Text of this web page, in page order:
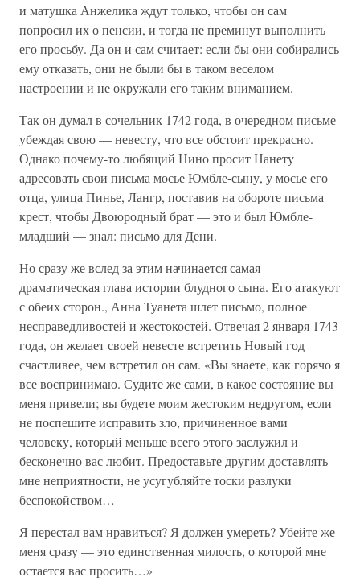
и матушка Анжелика ждут только, чтобы он сам
попросил их о пенсии, и тогда не преминут выполнить
его просьбу. Да он и сам считает: если бы они собирались
ему отказать, они не были бы в таком веселом
настроении и не окружали его таким вниманием.
Так он думал в сочельник 1742 года, в очередном письме
убеждая свою — невесту, что все обстоит прекрасно.
Однако почему-то любящий Нино просит Нанету
адресовать свои письма мосье Юмбле-сыну, у мосье его
отца, улица Пинье, Лангр, поставив на обороте письма
крест, чтобы Двоюродный брат — это и был Юмбле-
младший — знал: письмо для Дени.
Но сразу же вслед за этим начинается самая
драматическая глава истории блудного сына. Его атакуют
с обеих сторон., Анна Туанета шлет письмо, полное
несправедливостей и жестокостей. Отвечая 2 января 1743
года, он желает своей невесте встретить Новый год
счастливее, чем встретил он сам. «Вы знаете, как горячо я
все воспринимаю. Судите же сами, в какое состояние вы
меня привели; вы будете моим жестоким недругом, если
не поспешите исправить зло, причиненное вами
человеку, который меньше всего этого заслужил и
бесконечно вас любит. Предоставьте другим доставлять
мне неприятности, не усугубляйте тоски разлуки
беспокойством…
Я перестал вам нравиться? Я должен умереть? Убейте же
меня сразу — это единственная милость, о которой мне
остается вас просить…»